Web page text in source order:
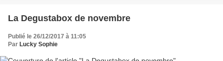
La Degustabox de novembre
Publié le 26/12/2017 à 11:05
Par Lucky Sophie